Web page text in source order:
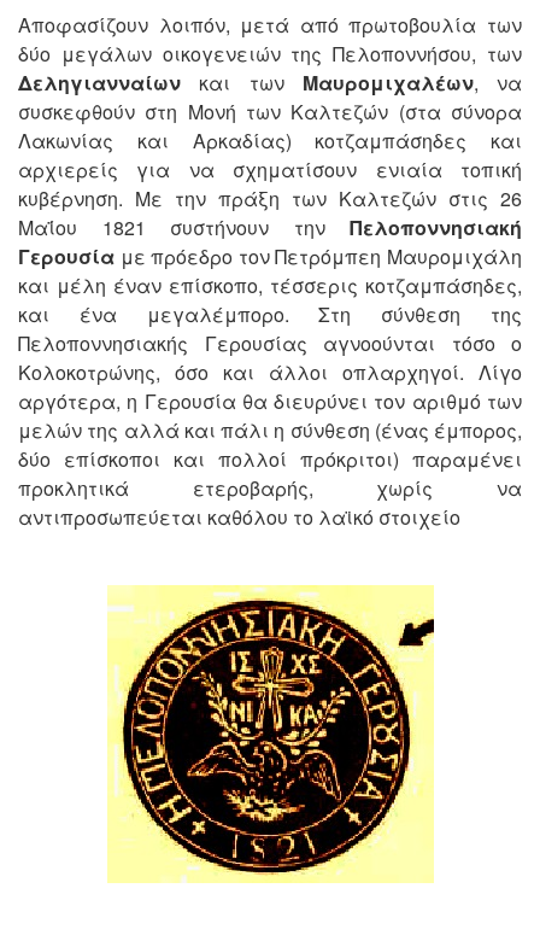
Αποφασίζουν λοιπόν, μετά από πρωτοβουλία των
δύο μεγάλων οικογενειών της Πελοποννήσου, των
Δεληγιανναίων και των Μαυρομιχαλέων, να
συσκεφθούν στη Μονή των Καλτεζών (στα σύνορα
Λακωνίας και Αρκαδίας) κοτζαμπάσηδες και
αρχιερείς για να σχηματίσουν ενιαία τοπική
κυβέρνηση. Με την πράξη των Καλτεζών στις 26
Μαΐου 1821 συστήνουν την Πελοποννησιακή
Γερουσία με πρόεδρο τον Πετρόμπεη Μαυρομιχάλη
και μέλη έναν επίσκοπο, τέσσερις κοτζαμπάσηδες,
και ένα μεγαλέμπορο. Στη σύνθεση της
Πελοποννησιακής Γερουσίας αγνοούνται τόσο ο
Κολοκοτρώνης, όσο και άλλοι οπλαρχηγοί. Λίγο
αργότερα, η Γερουσία θα διευρύνει τον αριθμό των
μελών της αλλά και πάλι η σύνθεση (ένας έμπορος,
δύο επίσκοποι και πολλοί πρόκριτοι) παραμένει
προκλητικά ετεροβαρής, χωρίς να
αντιπροσωπεύεται καθόλου το λαϊκό στοιχείο